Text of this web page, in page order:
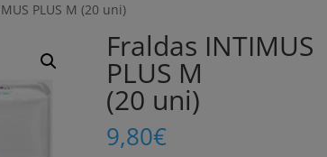
PLUS M (20 uni)
Fraldas INTIMUS
PLUS M
(20 uni)
9,80€